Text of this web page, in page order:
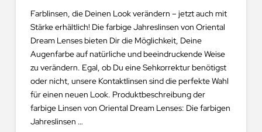
Farblinsen, die Deinen Look verändern – jetzt auch mit
Stärke erhältlich! Die farbige Jahreslinsen von Oriental
Dream Lenses bieten Dir die Möglichkeit, Deine
Augenfarbe auf natürliche und beeindruckende Weise
zu verändern. Egal, ob Du eine Sehkorrektur benötigst
oder nicht, unsere Kontaktlinsen sind die perfekte Wahl
für einen neuen Look. Produktbeschreibung der
farbige Linsen von Oriental Dream Lenses: Die farbigen
Jahreslinsen …